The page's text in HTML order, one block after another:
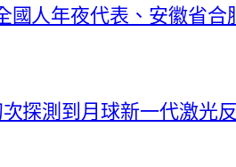
人年夜代表、安徽省
探測到月球新一代激光